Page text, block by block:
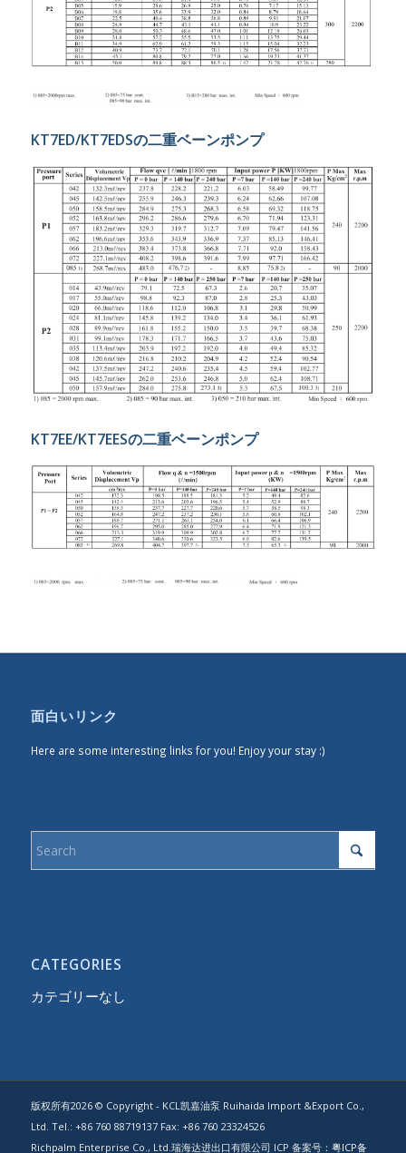
KT7ED/KT7EDSの二重ベーンポンプ
KT7EE/KT7EESの二重ベーンポンプ
面白いリンク
Here are some interesting links for you! Enjoy your stay :)
CATEGORIES
カテゴリーなし
版权所有2026 © Copyright - KCL凯嘉油泵 Ruihaida Import &Export Co.,
Ltd. Tel.: +86 760 88719137 Fax: +86 760 23324526
Richpalm Enterprise Co., Ltd.瑞海达进出口有限公司 ICP 备案号： 粤ICP备